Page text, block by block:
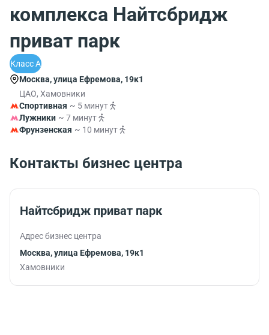
комплекса Найтсбридж
приват парк
Класс A
Москва, улица Ефремова, 19к1
ЦАО, Хамовники
Спортивная ~ 5 минут
Лужники ~ 7 минут
Фрунзенская ~ 10 минут
Контакты бизнес центра
Найтсбридж приват парк
Адрес бизнес центра
Москва, улица Ефремова, 19к1
Хамовники